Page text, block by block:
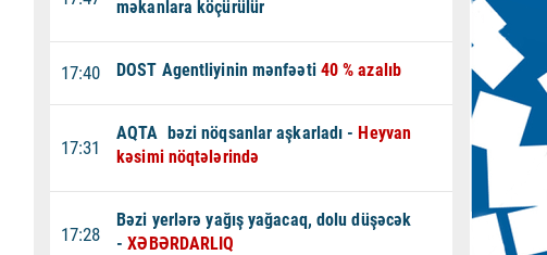
məkanlara köçürülür
17:40 DOST Agentliyinin mənfəəti 40 % azalıb
17:31
AQTA bəzi nöqsanlar aşkarladı - Heyvan
kəsimi nöqtələrində
17:28
Bəzi yerlərə yağış yağacaq, dolu düşəcək
-XƏBƏRDARLIQ